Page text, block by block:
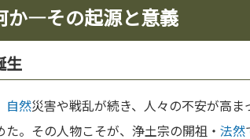
か—その起源と意義
生
自然災害や戦乱が続き、人々の不安が高
。その人物こそが、浄土宗の開祖・ 法然